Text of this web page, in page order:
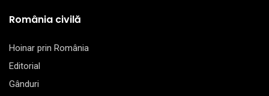
România civilă
Hoinar prin România
Editorial
Gânduri